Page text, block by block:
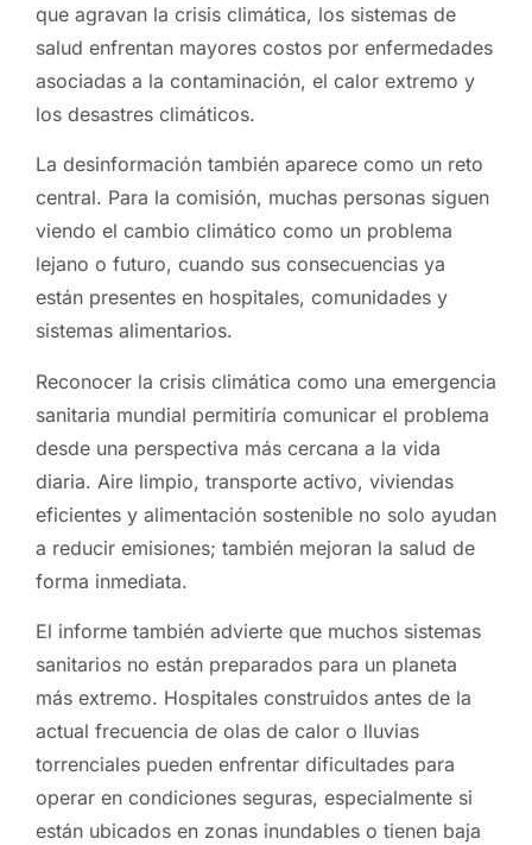
que agravan la crisis climática, los sistemas de
salud enfrentan mayores costos por enfermedades
asociadas a la contaminación, el calor extremo y
los desastres climáticos.
La desinformación también aparece como un reto
central. Para la comisión, muchas personas siguen
viendo el cambio climático como un problema
lejano o futuro, cuando sus consecuencias ya
están presentes en hospitales, comunidades y
sistemas alimentarios.
Reconocer la crisis climática como una emergencia
sanitaria mundial permitiría comunicar el problema
desde una perspectiva más cercana a la vida
diaria. Aire limpio, transporte activo, viviendas
eficientes y alimentación sostenible no solo ayudan
a reducir emisiones; también mejoran la salud de
forma inmediata.
El informe también advierte que muchos sistemas
sanitarios no están preparados para un planeta
más extremo. Hospitales construidos antes de la
actual frecuencia de olas de calor o lluvias
torrenciales pueden enfrentar dificultades para
operar en condiciones seguras, especialmente si
están ubicados en zonas inundables o tienen baja